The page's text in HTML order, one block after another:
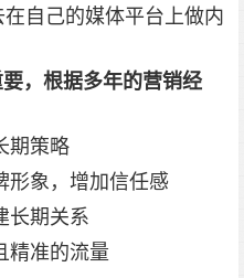
自己的媒体平台上做内
，根据多年的营销经
期策略
形象，增加信任感
长期关系
精准的流量